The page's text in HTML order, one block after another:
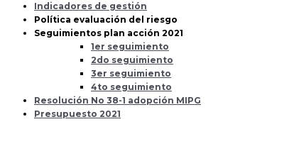
Indicadores de gestión
Política evaluación del riesgo
Seguimientos plan acción 2021
1er seguimiento
2do seguimiento
3er seguimiento
4to seguimiento
Resolución No 38-1 adopción MIPG
Presupuesto 2021